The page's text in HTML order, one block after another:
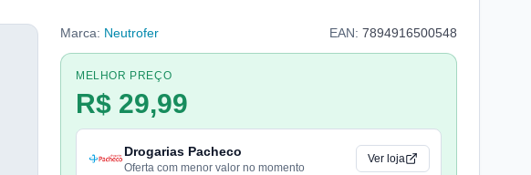
Marca: Neutrofer EAN: 7894916500548
MELHOR PREÇO
R$ 29,99
Drogarias Pacheco
Oferta com menor valor no momento
Ver loja